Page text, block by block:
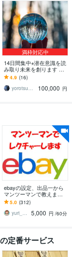
満枠対応中
14日間集中⋆潜在意識を読
み取り未来を創ります チ
ャネリング＋ヒーリング
完全伴走プレミアム
4.9 (16)
yorotsume ヒーリングセラピスト
100,000 円
ebayの設定、出品一から
マンツーマンで教えます e
bayの設定から初出品まで
責任をもってお手伝いい
たします
5.0 (312)
yuri_ebayの家庭教師
5,000 円 /60分
定番サービス